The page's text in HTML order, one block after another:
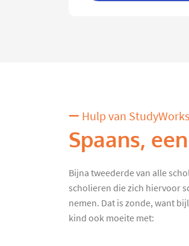
Hulp van StudyWorks
Spaans,
Bijna tweederde van alle
scholieren die zich hiervoor
nemen. Dat is zonde, want
kind ook moeite met: